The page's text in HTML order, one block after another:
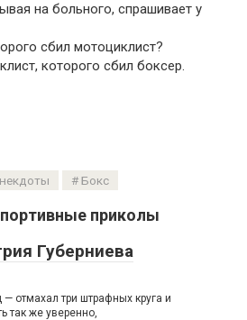
на больного, спрашивает у
сбил мотоциклист?
которого сбил боксер.
Бокс
приколы
Губерниева
отмахал три штрафных круга и
так же уверенно,